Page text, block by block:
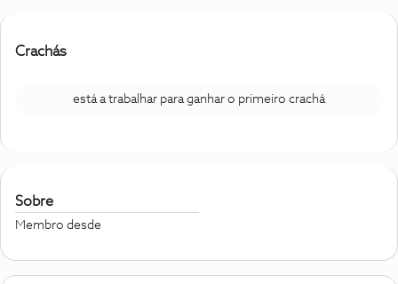
Crachás
está a trabalhar para ganhar o primeiro crachá
Sobre
Membro desde